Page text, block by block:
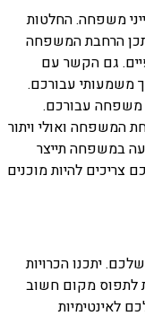
משפחה. החלטות
הרחבת המשפחה
גם הקשר עם
משמעותי עבורכם.
משפחה עבורכם.
להיות הזנחת המשפחה ואולי ויתור
במשפחה תייצר
צריכים להיות מוכנים
שלכם. יתכנו הכרויות
לתפוס מקום חשוב
שלכם לאינטימיות